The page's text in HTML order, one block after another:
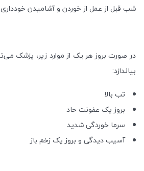
شب قبل از عمل از خوردن و آشامیدن
در صورت بروز هر یک از موارد زیر، پزشک
بیاندازد:
تب بالا
بروز یک عفونت حاد
سرما خوردگی شدید
آسیب دیدگی و بروز یک زخم باز